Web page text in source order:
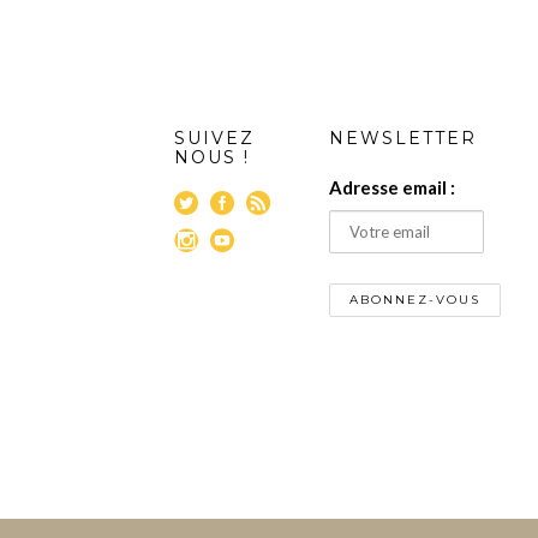
SUIVEZ
NOUS !
NEWSLETTER
Adresse email :